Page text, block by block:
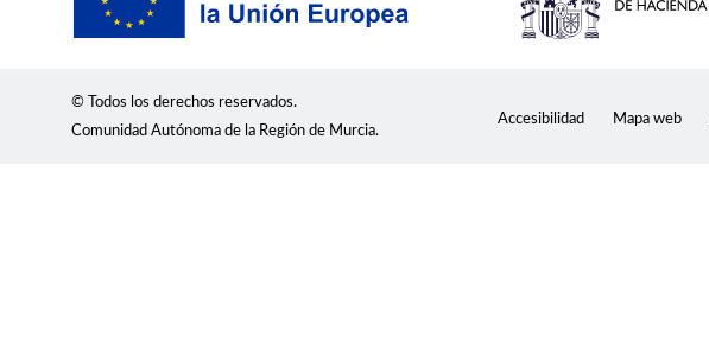
© Todos los derechos reservados.
Comunidad Autónoma de la Región de Murcia.
Accesibilidad Mapa web